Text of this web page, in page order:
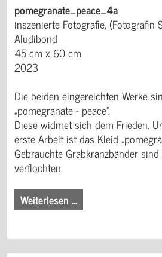
pomegranate_peace_4a
inszenierte Fotografie, (Fotografin
Aludibond
45 cm x 60 cm
2023
Die beiden eingereichten Werke
„pomegranate - peace“.
Diese widmet sich dem Frieden.
erste Arbeit ist das Kleid
Gebrauchte Grabkranzbänder
verflochten.
Weiterlesen …